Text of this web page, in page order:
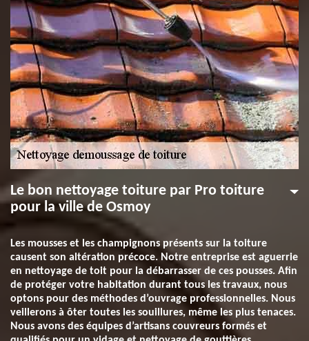
Le bon nettoyage toiture par Pro toiture
pour la ville de Osmoy
Les mousses et les champignons présents sur la toiture
causent son altération précoce. Notre entreprise est aguerrie
en nettoyage de toit pour la débarrasser de ces pousses. Afin
de protéger votre habitation durant tous les travaux, nous
optons pour des méthodes d’ouvrage professionnelles. Nous
veillerons à ôter toutes les souillures, même les plus tenaces.
Nous avons des équipes d’artisans couvreurs formés et